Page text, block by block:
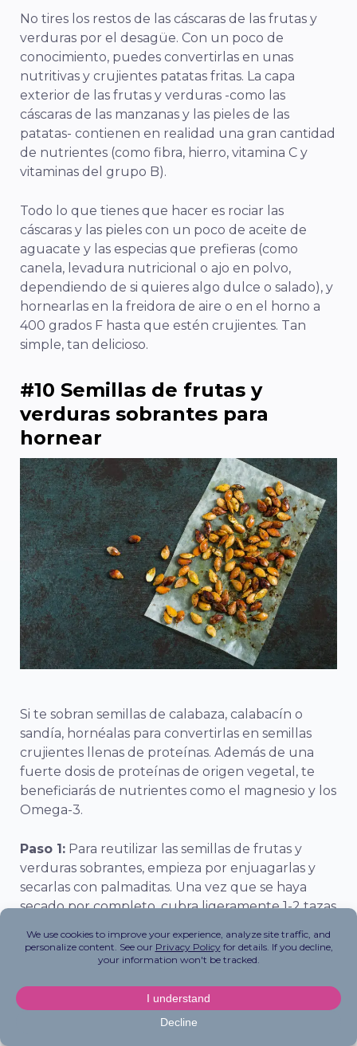
No tires los restos de las cáscaras de las frutas y
verduras por el desagüe. Con un poco de
conocimiento, puedes convertirlas en unas
nutritivas y crujientes patatas fritas. La capa
exterior de las frutas y verduras -como las
cáscaras de las manzanas y las pieles de las
patatas- contienen en realidad una gran cantidad
de nutrientes (como fibra, hierro, vitamina C y
vitaminas del grupo B).
Todo lo que tienes que hacer es rociar las
cáscaras y las pieles con un poco de aceite de
aguacate y las especias que prefieras (como
canela, levadura nutricional o ajo en polvo,
dependiendo de si quieres algo dulce o salado), y
hornearlas en la freidora de aire o en el horno a
400 grados F hasta que estén crujientes. Tan
simple, tan delicioso.
#10 Semillas de frutas y
verduras sobrantes para
hornear
Si te sobran semillas de calabaza, calabacín o
sandía, hornéalas para convertirlas en semillas
crujientes llenas de proteínas. Además de una
fuerte dosis de proteínas de origen vegetal, te
beneficiarás de nutrientes como el magnesio y los
Omega-3.
Paso 1: Para reutilizar las semillas de frutas y
verduras sobrantes, empieza por enjuagarlas y
secarlas con palmaditas. Una vez que se haya
secado por completo, cubra ligeramente 1-2 tazas
desee. Para una mezcla dulce, utilice canela y
una pizca de sal. Para un horneado salado, añada
especias como el ajo, la sal y la levadura